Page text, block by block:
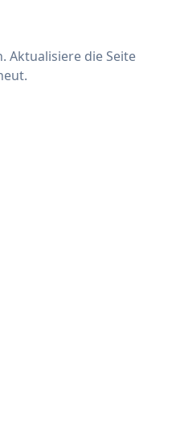
Aktualisiere die Seite